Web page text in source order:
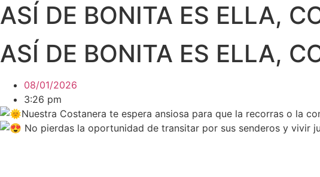
ASÍ DE BONITA ES ELLA,
ASÍ DE BONITA ES ELLA,
08/01/2026
3:26 pm
Nuestra Costanera te espera ansiosa para que la recorras o la
No pierdas la oportunidad de transitar por sus senderos y vivir